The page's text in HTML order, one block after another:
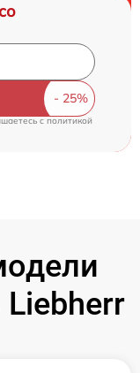
cполитикой